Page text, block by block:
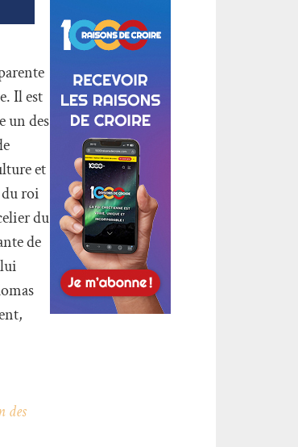
Il est
un des
et
roi
du
de
des